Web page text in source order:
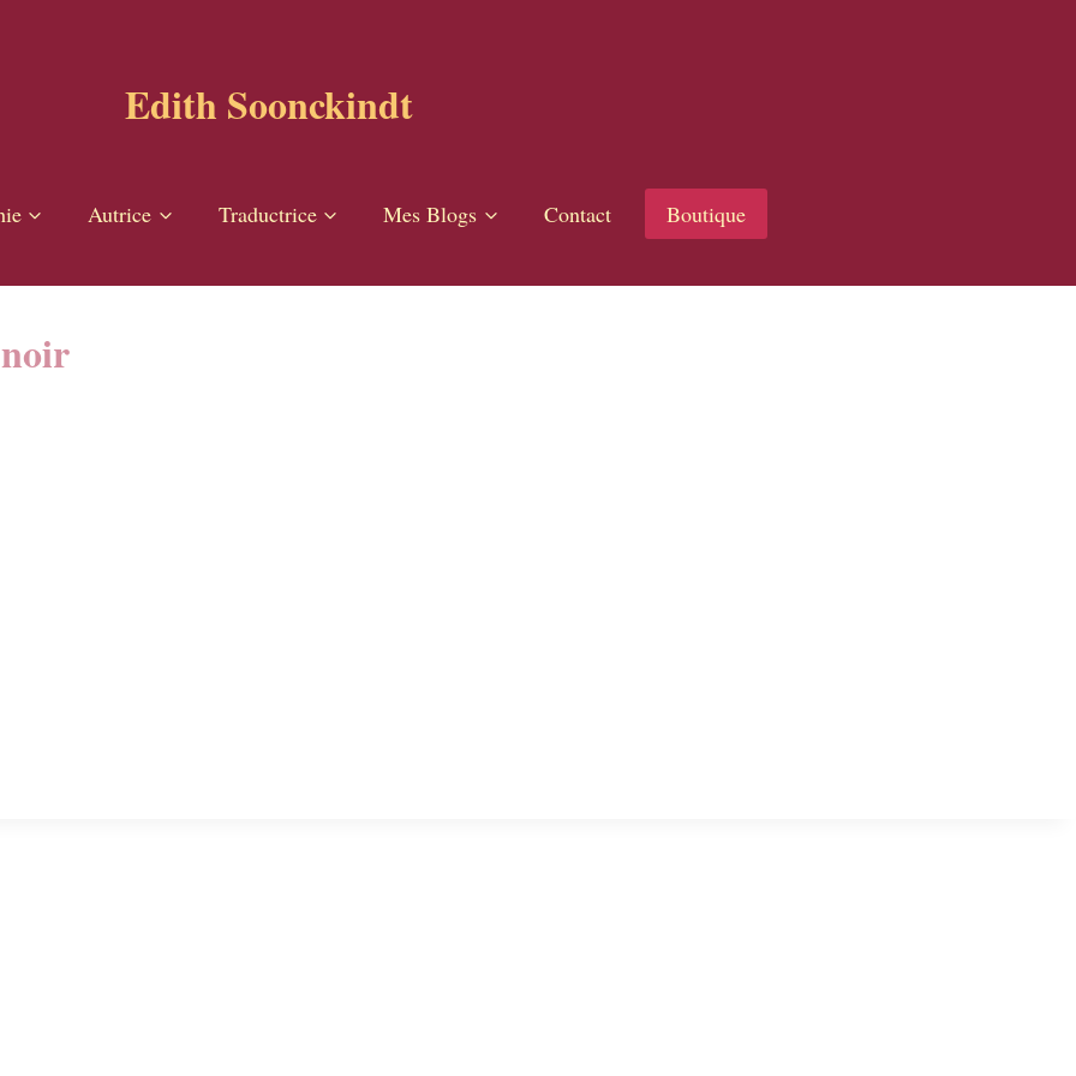
Edith Soonckindt
Autrice Traductrice Mes Blogs Contact Boutique